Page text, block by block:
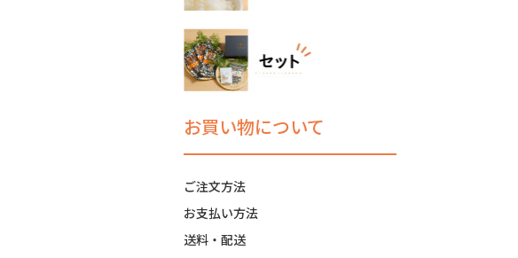
お買い物について
ご注文方法
お支払い方法
送料・配送